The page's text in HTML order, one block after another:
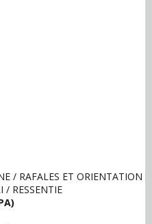
/ RAFALES ET ORIENTATION
/ RESSENTIE